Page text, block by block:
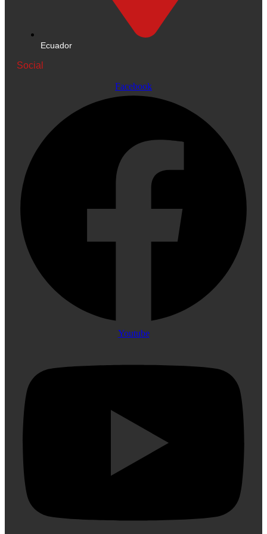
Ecuador
Social
Facebook
Youtube